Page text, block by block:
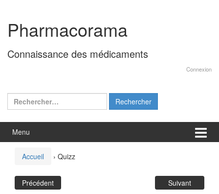
contenu
menu
principal
Pharmacorama
Connaissance des médicaments
Connexion
Rechercher :
Menu
Accueil › Quizz
Précédent Suivant